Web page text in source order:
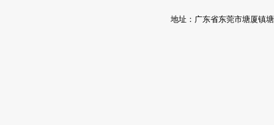
地址：广东省东莞市塘厦